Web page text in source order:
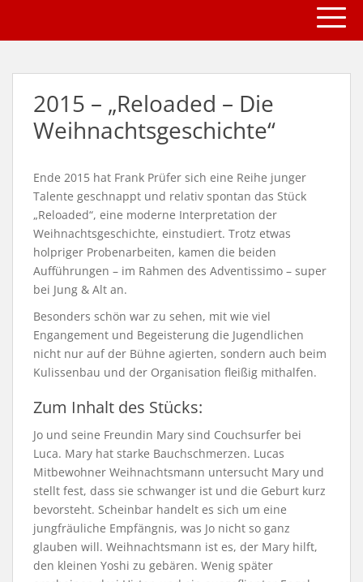
i
2015 – „Reloaded – Die
Weihnachtsgeschichte“
Ende 2015 hat Frank Prüfer sich eine Reihe junger
Talente geschnappt und relativ spontan das Stück
„Reloaded“, eine moderne Interpretation der
Weihnachtsgeschichte, einstudiert. Trotz etwas
holpriger Probenarbeiten, kamen die beiden
Aufführungen – im Rahmen des Adventissimo – super
bei Jung & Alt an.
Besonders schön war zu sehen, mit wie viel
Engangement und Begeisterung die Jugendlichen
nicht nur auf der Bühne agierten, sondern auch beim
Kulissenbau und der Organisation fleißig mithalfen.
Zum Inhalt des Stücks:
Jo und seine Freundin Mary sind Couchsurfer bei
Luca. Mary hat starke Bauchschmerzen. Lucas
Mitbewohner Weihnachtsmann untersucht Mary und
stellt fest, dass sie schwanger ist und die Geburt kurz
bevorsteht. Scheinbar handelt es sich um eine
jungfräuliche Empfängnis, was Jo nicht so ganz
glauben will. Weihnachtsmann ist es, der Mary hilft,
den kleinen Yoshi zu gebären. Wenig später